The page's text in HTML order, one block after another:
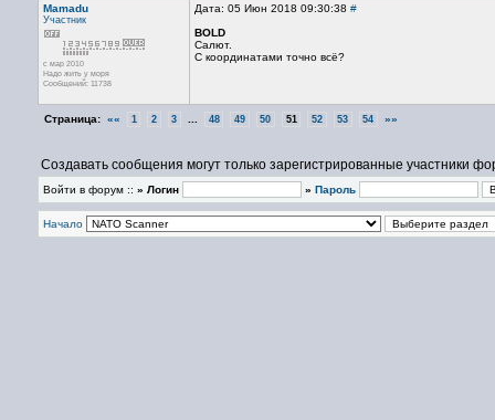
Mamadu
Участник
с мар 2010
Надо жить у моря
Сообщений: 11738
Дата: 05 Июн 2018 09:30:38 #
BOLD
Салют.
С координатами точно всё?
Страница: «« 1 2 3 48 49 50 51 52 53 54 »»
Создавать сообщения могут только зарегистрированные участники
Войти в форум :: » Логин » Пароль
Начало